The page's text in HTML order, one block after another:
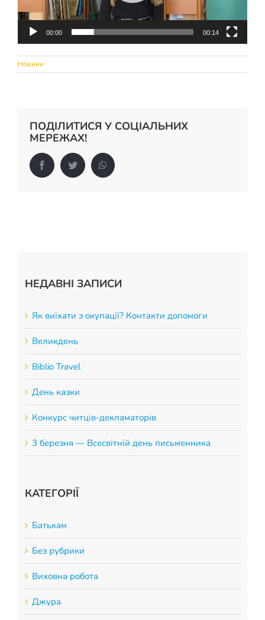
00:00 00:14
Новини
ПОДІЛИТИСЯ У СОЦІАЛЬНИХ
МЕРЕЖАХ!
FacebookTwitter WhatsApp
НЕДАВНІ ЗАПИСИ
Як виїхати з окупації? Контакти допомоги
Великдень
Biblio Travel
День казки
Конкурс читців-декламаторів
3 березня — Всесвітній день письменника
КАТЕГОРІЇ
Батькам
Без рубрики
Виховна робота
Джура